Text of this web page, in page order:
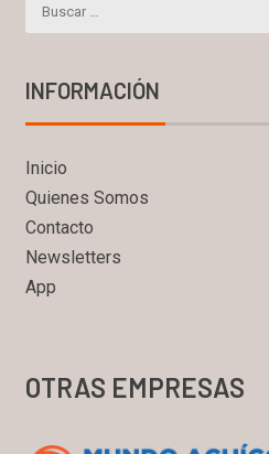
INFORMACIÓN
Inicio
Quienes Somos
Contacto
Newsletters
App
OTRAS EMPRESAS